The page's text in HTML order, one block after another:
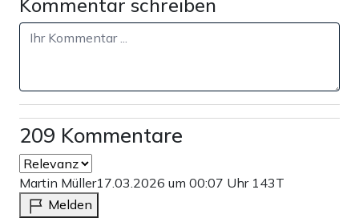
209 Kommentare
Martin Müller17.03.2026 um 00:07 Uhr 143T
Melden